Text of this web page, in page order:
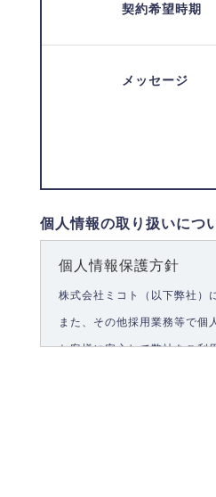
契約希望時期
メッセージ
個人情報の取り扱いにつ
個人情報保護方針
株式会社ミコト（以下弊社）
また、その他採用業務等で個
お客様に安心して弊社をご利
弊社は、お客様に対して偽